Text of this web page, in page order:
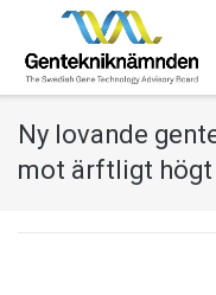
content
Ny lovande
mot ärftligt